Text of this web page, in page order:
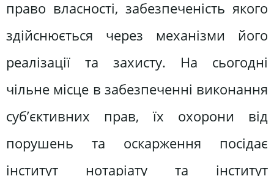
право власності, забезпеченість якого
здійснюється через механізми його
реалізації та захисту. На сьогодні
чільне місце в забезпеченні виконання
суб’єктивних прав, їх охорони від
порушень та оскарження посідає
інститут нотаріату та інститут